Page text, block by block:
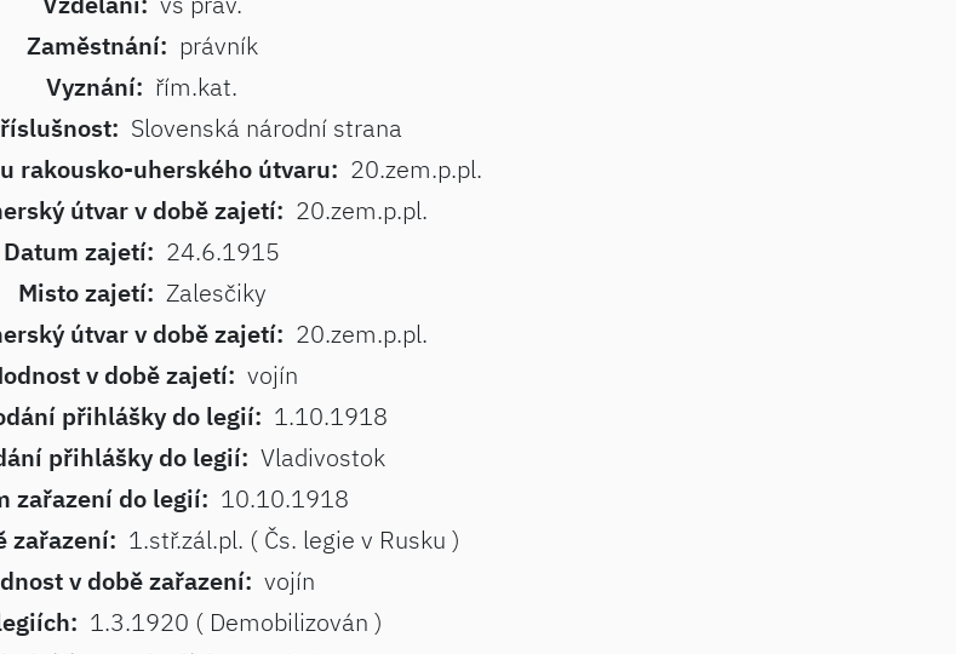
Zaměstnání: právník
Vyznání: řím.kat.
Slovenská národní strana
rakousko-uherského útvaru: 20.zem.p.pl.
útvar v době zajetí: 20.zem.p.pl.
Datum zajetí: 24.6.1915
Misto zajetí: Zalesčiky
útvar v době zajetí: 20.zem.p.pl.
v době zajetí: vojín
přihlášky do legií: 1.10.1918
přihlášky do legií: Vladivostok
zařazení do legií: 10.10.1918
zařazení: 1.stř.zál.pl. ( Čs. legie v Rusku )
v době zařazení: vojín
1.3.1920 ( Demobilizován )